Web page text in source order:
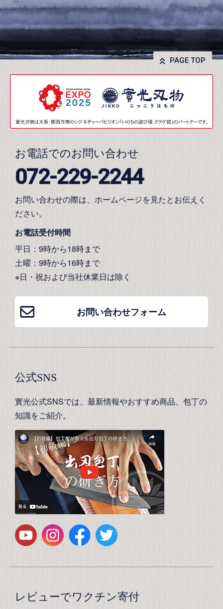
PAGE TOP
お電話でのお問い合わせ
072-229-2244
お問い合わせの際は、ホームページを見たとお伝えく
ださい。
お電話受付時間
平日：9時から18時まで
土曜：9時から16時まで
※日・祝および当社休業日は除く
お問い合わせフォーム
公式SNS
實光公式SNSでは、最新情報やおすすめ商品、包丁の
知識をご紹介。
レビューでワクチン寄付